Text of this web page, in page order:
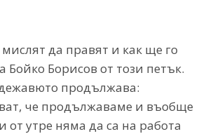
да правят и как ще го
Бойко Борисов от този петък.
продължава:
че продължаваме и въобще
от утре няма да са на работа